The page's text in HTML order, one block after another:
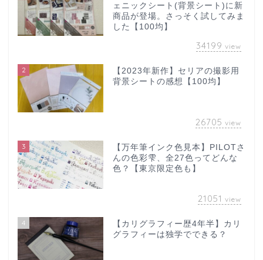
ェニックシート(背景シート)に新
商品が登場。さっそく試してみま
した【100均】
34199 view
2
【2023年新作】セリアの撮影用
背景シートの感想【100均】
26705 view
3
【万年筆インク色見本】PILOTさ
んの色彩雫、全27色ってどんな
色？【東京限定色も】
21051 view
4
【カリグラフィー歴4年半】カリ
グラフィーは独学でできる？